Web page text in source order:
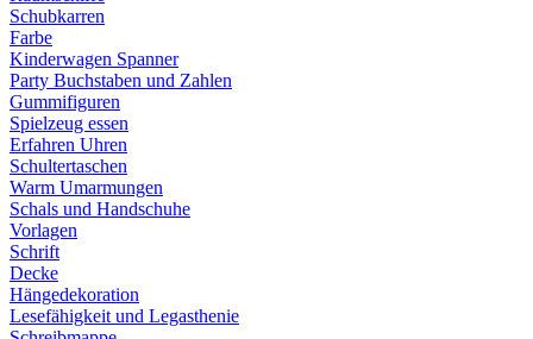
Schubkarren
Farbe
Kinderwagen Spanner
Party Buchstaben und Zahlen
Gummifiguren
Spielzeug essen
Erfahren Uhren
Schultertaschen
Warm Umarmungen
Schals und Handschuhe
Vorlagen
Schrift
Decke
Hängedekoration
Lesefähigkeit und Legasthenie